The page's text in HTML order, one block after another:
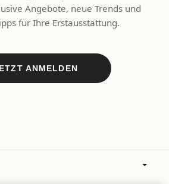
Angebote, neue Trends und
für Ihre Erstausstattung.
ANMELDEN